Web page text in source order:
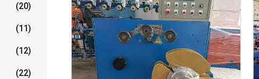
(20)
(11)
(12)
(22)